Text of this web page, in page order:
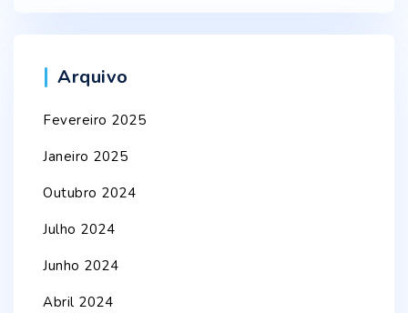
Arquivo
Fevereiro 2025
Janeiro 2025
Outubro 2024
Julho 2024
Junho 2024
Abril 2024